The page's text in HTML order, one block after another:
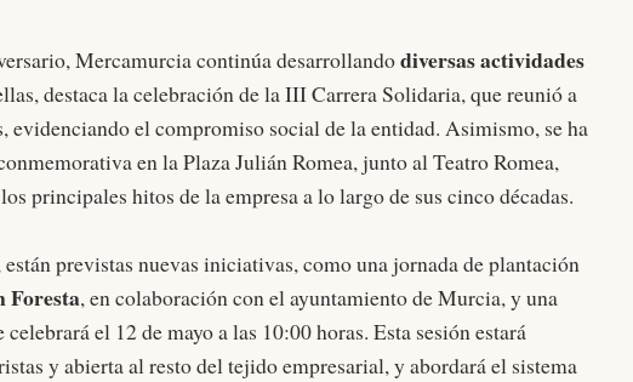
Mercamurcia continúa desarrollandodiversas actividades
destaca la celebración de la III Carrera Solidaria, que reunió a
evidenciando el compromiso social de la entidad. Asimismo, se ha
en la Plaza Julián Romea, junto al Teatro Romea,
principales hitos de la empresa a lo largo de sus cinco décadas.
previstas nuevas iniciativas, como una jornada de plantación
Foresta, en colaboración con el ayuntamiento de Murcia, y una
el 12 de mayo a las 10:00 horas. Esta sesión estará
y abierta al resto del tejido empresarial, y abordará el sistema